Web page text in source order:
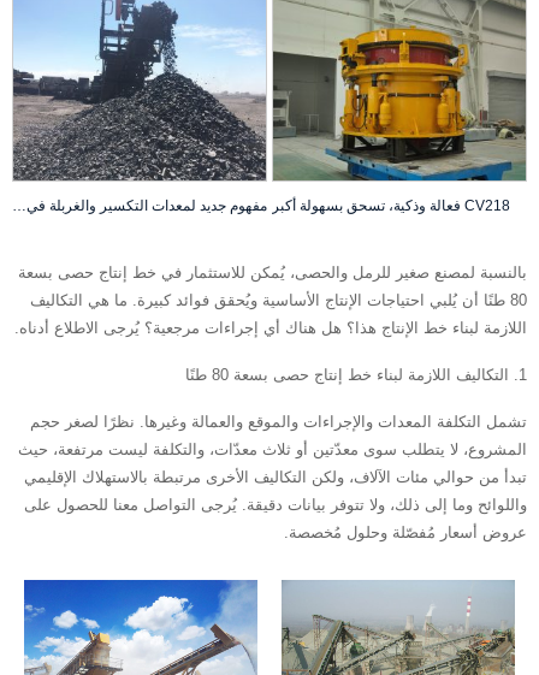
CV218 فعالة وذكية، تسحق بسهولة أكبر
بالنسبة لمصنع صغير للرمل والحصى، يُمكن للاستثمار في خط إنتاج حصى بسعة
80 طنًا أن يُلبي احتياجات الإنتاج الأساسية ويُحقق فوائد كبيرة. ما هي التكاليف
اللازمة لبناء خط الإنتاج هذا؟ هل هناك أي إجراءات مرجعية؟ يُرجى الاطلاع أدناه.
1. التكاليف اللازمة لبناء خط إنتاج حصى بسعة 80 طنًا
تشمل التكلفة المعدات والإجراءات والموقع والعمالة وغيرها. نظرًا لصغر حجم
المشروع، لا يتطلب سوى معدّتين أو ثلاث معدّات، والتكلفة ليست مرتفعة، حيث
تبدأ من حوالي مئات الآلاف، ولكن التكاليف الأخرى مرتبطة بالاستهلاك الإقليمي
واللوائح وما إلى ذلك، ولا تتوفر بيانات دقيقة. يُرجى التواصل معنا للحصول على
عروض أسعار مُفصّلة وحلول مُخصصة.